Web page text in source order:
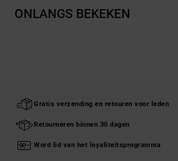
ONLANGS BEKEKEN
Gratis verzending en retouren voor leden
Retourneren binnen 30 dagen
Word lid van het loyaliteitsprogramma